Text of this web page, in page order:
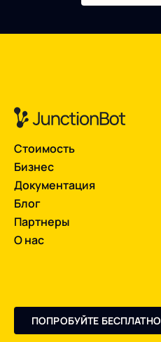
Стоимость
Бизнес
Документация
Блог
Партнеры
О нас
ПОПРОБУЙТЕ БЕСПЛАТНО